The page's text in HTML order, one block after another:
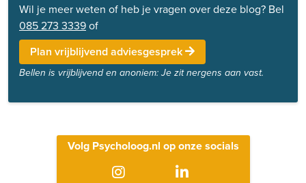
Wil je meer weten of heb je vragen over deze blog? Bel
085 273 3339of
Plan vrijblijvend adviesgesprek
Bellen is vrijblijvend en anoniem: Je zit nergens aan vast.
Volg Psycholoog.nl op onze socials